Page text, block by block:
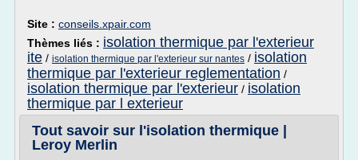
Site : conseils.xpair.com
Thèmes liés : isolation thermique par l'exterieur
ite / isolation thermique par l'exterieur sur nantes / isolation
thermique par l'exterieur reglementation /
isolation thermique par l'exterieur / isolation
thermique par l exterieur
Tout savoir sur l'isolation thermique |
Leroy Merlin